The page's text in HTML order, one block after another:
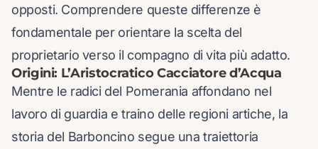
opposti. Comprendere queste differenze è
fondamentale per orientare la scelta del
proprietario verso il compagno di vita più adatto.
Origini: L’Aristocratico Cacciatore d’Acqua
Mentre le radici del Pomerania affondano nel
lavoro di guardia e traino delle regioni artiche, la
storia del Barboncino segue una traiettoria